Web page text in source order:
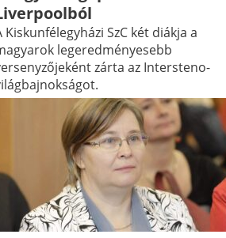
Kiskunfélegyházi SzC két diákja a
legeredményesebb
zárta az Intersteno-